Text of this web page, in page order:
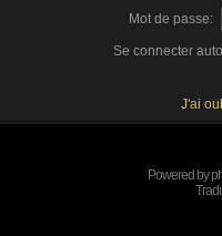
Mot de passe:
Se connecter
J'ai
Powered by